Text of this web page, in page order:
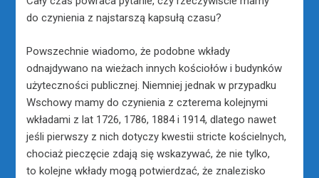
do czynienia z najstarszą kapsułą czasu?
Powszechnie wiadomo, że podobne wkłady
odnajdywano na wieżach innych kościołów i budynków
użyteczności publicznej. Niemniej jednak w przypadku
Wschowy mamy do czynienia z czterema kolejnymi
wkładami z lat 1726, 1786, 1884 i 1914, dlatego nawet
jeśli pierwszy z nich dotyczy kwestii stricte kościelnych,
chociaż pieczęcie zdają się wskazywać, że nie tylko,
to kolejne wkłady mogą potwierdzać, że znalezisko